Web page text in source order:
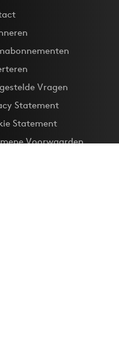
Vragen
Statement
Statement
Voorwaarden